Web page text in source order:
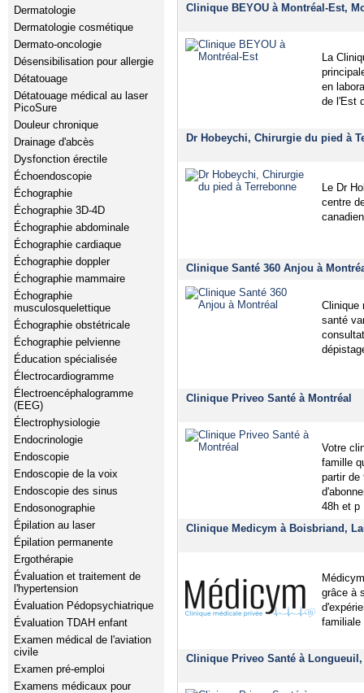
Dermatologie
Dermatologie cosmétique
Dermato-oncologie
Désensibilisation pour allergie
Détatouage
Détatouage médical au laser
PicoSure
Douleur chronique
Drainage d'abcès
Dysfonction érectile
Échoendoscopie
Échographie
Échographie 3D-4D
Échographie abdominale
Échographie cardiaque
Échographie doppler
Échographie mammaire
Échographie
musculosquelettique
Échographie obstétricale
Échographie pelvienne
Éducation spécialisée
Électrocardiogramme
Électroencéphalogramme
(EEG)
Électrophysiologie
Endocrinologie
Endoscopie
Endoscopie de la voix
Endoscopie des sinus
Endosonographie
Épilation au laser
Épilation permanente
Ergothérapie
Évaluation et traitement de
l'hypertension
Évaluation Pédopsychiatrique
Évaluation TDAH enfant
Examen médical de l'aviation
civile
Examen pré-emploi
Examens médicaux pour
Clinique BEYOU à Montréal-Est,
La
en
de l'Est
Dr Hobeychi, Chirurgie du pied à
Le Dr
centre
Clinique Santé 360 Anjou à
Clinique
santé
Clinique Priveo Santé à Montréal
Votre
famille
partir de
48h et p
Clinique Medicym à Boisbriand,
grâce à
familiale
Clinique Priveo Santé à